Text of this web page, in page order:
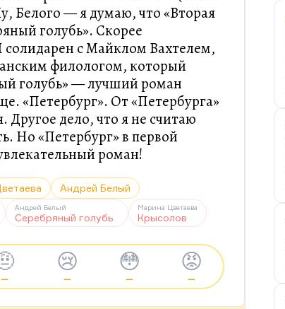
Белого — я думаю, что «Вторая
голубь». Скорее
солидарен с Майклом Вахтелем,
филологом, который
голубь» — лучший роман
«Петербург». От «Петербурга»
Другое дело, что я не считаю
Но «Петербург» в первой
роман!
Андрей Белый
Андрей Белый
Серебряный голубь
Марина Цветаева
Крысолов
—
😢
—
😳
—
😡
—